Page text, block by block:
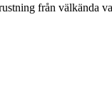
från välkända